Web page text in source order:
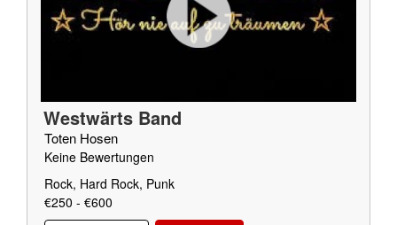
Westwärts Band
Toten Hosen
Keine Bewertungen
Rock, Hard Rock, Punk
€250 - €600